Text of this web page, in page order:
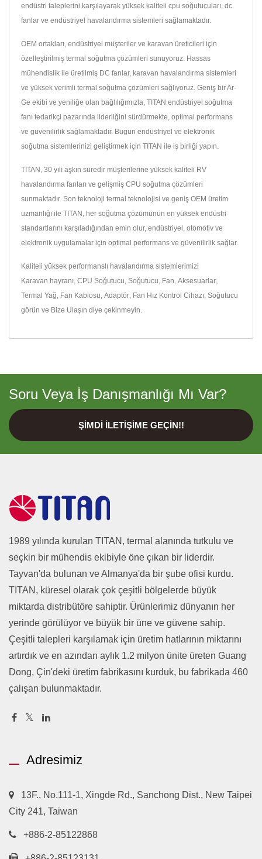
endüstri taleplerini karşılayarak yüksek kaliteli cpu soğutucuları, dc
fanlar ve endüstriyel havalandırma sistemleri sağlamaktadır.
OEM ortakları, endüstriyel müşteriler ve karavan üreticileri için
özelleştirilmiş termal soğutma çözümleri sunuyoruz. Hassas
mühendislik ile üretilmiş DC fanlar, karavan havalandırma sistemleri
ve yüksek verimli termal soğutma çözümleri sağlıyoruz. Geniş bir Ar-
Ge ekibi ve yeniliğe olan bağlılığımızla, TITAN endüstriyel soğutma
fanı tedarikçi pazarında liderliğini sürdürmekte, optimal performans
ve güvenilirlik sağlamaktadır. Bugün endüstriyel ve elektronik
soğutma sistemlerinizi geliştirmek için TITAN ile iş birliği yapın.
TITAN, 30 yılı aşkın süredir müşterilerine yüksek kaliteli RV
havalandırma fanları ve gelişmiş CPU soğutma çözümleri
sunmaktadır. Son teknoloji termal teknolojisi ve geniş OEM üretim
uzmanlığı ile TITAN, her soğutma çözümünün en yüksek endüstri
standartlarını karşıladığından emin olur, endüstriyel, otomotiv ve
elektronik uygulamalar için optimal performans ve güvenilirlik sağlar.
Kaliteli yüksek performanslı havalandırma sistemlerimizi
Karavan hayranı, CPU Soğutucu, Soğutucu, Fan, Aksesuarlar,
Termal Yağ, Fan Kablosu, Adaptör, Fan Hız Kontrol Cihazı, Soğutucu
görün ve Bize Ulaşın diye çekinmeyin.
Soru Veya İş Danışmanlığı Mı Var?
ŞIMDI İLETIŞIME GEÇIN!!
1989 yılında kurulan TITAN, termal alanında tutkulu ve
seçkin bir mühendis ekibiyle öne çıkan bir liderdir.
Tayvan'da bulunan ve Almanya'da bir şube ofisi kurdu.
TITAN, küresel olarak çok çeşitli bölgelerde büyük
miktarda distribütöre sahiptir. Ürünlerimiz dünyanın her
yerinde görülüyor ve büyük bir üne ve güvene sahip.
Çeşitli talepleri karşılamak için üretim hatlarının miktarını
artırdık ve en azından aylık 1.2 milyon ünite üreten Guang
Dong, Çin'deki üretim fabrikasını kurduk, bu fabrikada 460
çalışan bulunmaktadır.
Adresimiz
13F., No.111-1, Xingde Rd., Sanchong Dist., New Taipei
City 241, Taiwan
+886-2-85122868